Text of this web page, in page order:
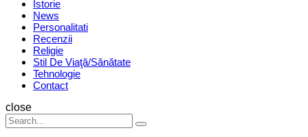
Istorie
News
Personalitati
Recenzii
Religie
Stil De Viaţă/Sănătate
Tehnologie
Contact
Search
close
Search
for:
Search